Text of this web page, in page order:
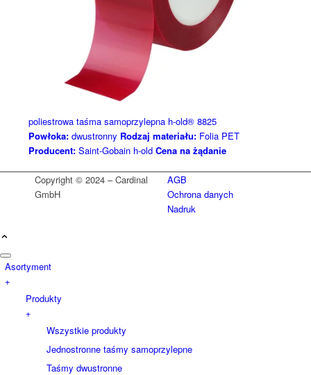
poliestrowa taśma samoprzylepna h-old® 8825
Powłoka:dwustronny Rodzaj materiału:Folia PET
Producent:Saint-Gobain h-old Cena na żądanie
Copyright © 2024 – Cardinal
GmbH
AGB
Ochrona danych
Nadruk
Asortyment
+
Produkty
+
Wszystkie produkty
Jednostronne taśmy samoprzylepne
Taśmy dwustronne